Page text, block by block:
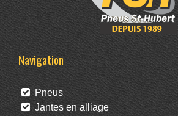
Navigation
Pneus
Jantes en alliage